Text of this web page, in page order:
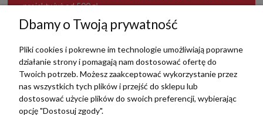
projektu już od 500 zł.
TERRADECO
BAZA WIEDZY
Dbamy o Twoją prywatność
Pliki cookies i pokrewne im technologie umożliwiają poprawne
działanie strony i pomagają nam dostosować ofertę do
Twoich potrzeb. Możesz zaakceptować wykorzystanie przez
nas wszystkich tych plików i przejść do sklepu lub
dostosować użycie plików do swoich preferencji, wybierając
opcję "Dostosuj zgody".